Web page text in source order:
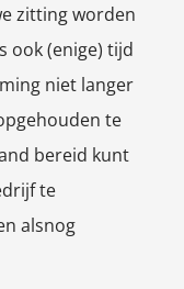
zitting worden
ook (enige) tijd
niet langer
te
bereid kunt
te
alsnog